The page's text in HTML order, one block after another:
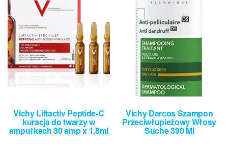
Vichy Liftactiv Peptide-C
kuracja do twarzy w
ampułkach 30 amp x 1,8ml
Vichy Dercos Szampon
Przeciwłupieżowy Włosy
Suche 390 Ml